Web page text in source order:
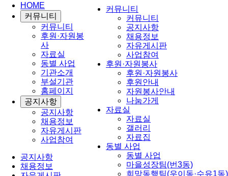
커뮤니티
커뮤니티
공지사항
채용정보
자유게시판
사업참여
후원·자원봉사
후원·자원봉사
후원안내
자원봉사안내
나눔가게
자료실
자료실
갤러리
자료집
동별 사업
동별 사업
마을성장팀(번3동)
희망동행팀(우이동·수유1동)
HOME
커뮤니티
커뮤니티
후원·자원봉
사
자료실
동별 사업
기관소개
부설기관
홈페이지
공지사항
공지사항
채용정보
자유게시판
사업참여
공지사항
채용정보